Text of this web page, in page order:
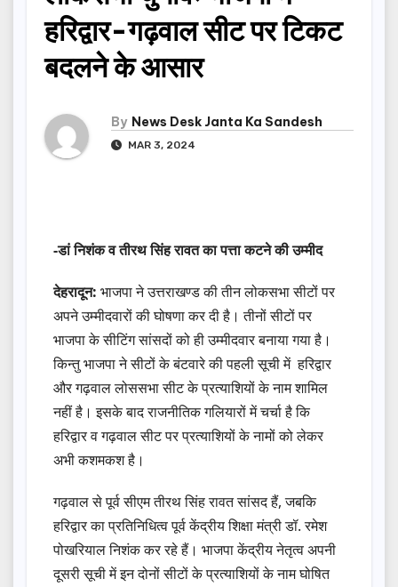
हरिद्वार-गढ़वाल सीट पर टिकट
बदलने के आसार
By News Desk Janta Ka Sandesh
MAR 3, 2024
-डां निशंक व तीरथ सिंह रावत का पत्ता कटने की उम्मीद
देहरादून: भाजपा ने उत्तराखण्ड की तीन लोकसभा सीटों पर
अपने उम्मीदवारों की घोषणा कर दी है। तीनों सीटों पर
भाजपा के सीटिंग सांसदों को ही उम्मीदवार बनाया गया है।
किन्तु भाजपा ने सीटों के बंटवारे की पहली सूची में हरिद्वार
और गढ़वाल लोससभा सीट के प्रत्याशियों के नाम शामिल
नहीं है। इसके बाद राजनीतिक गलियारों में चर्चा है कि
हरिद्वार व गढ़वाल सीट पर प्रत्याशियों के नामों को लेकर
अभी कशमकश है।
गढ़वाल से पूर्व सीएम तीरथ सिंह रावत सांसद हैं, जबकि
हरिद्वार का प्रतिनिधित्व पूर्व केंद्रीय शिक्षा मंत्री डॉ. रमेश
पोखरियाल निशंक कर रहे हैं। भाजपा केंद्रीय नेतृत्व अपनी
दूसरी सूची में इन दोनों सीटों के प्रत्याशियों के नाम घोषित